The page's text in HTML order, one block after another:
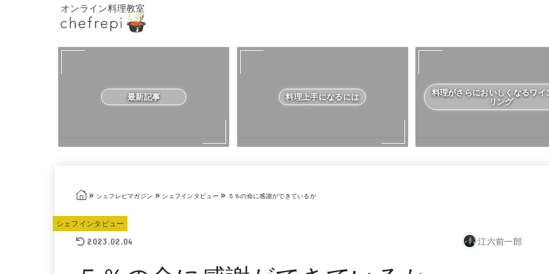
オンライン料理教室
最新記事 料理上手になるには
料理がさらにおいしくなるワイ
リング
» シェフレピマガジン » シェフインタビュー » ５％の命に感謝ができているか
シェフインタビュー
2023.02.04 江六前一郎